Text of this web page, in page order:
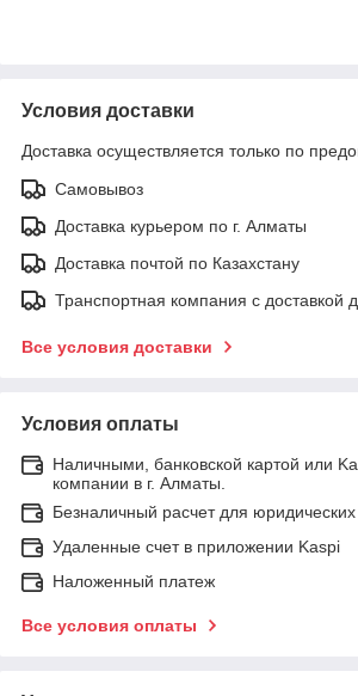
Условия доставки
Доставка осуществляется только по
Самовывоз
Доставка курьером по г. Алматы
Доставка почтой по Казахстану
Транспортная компания с доставкой
Все условия доставки
Условия оплаты
Наличными, банковской картой или
компании в г. Алматы.
Безналичный расчет для
Удаленные счет в приложении Kaspi
Наложенный платеж
Все условия оплаты